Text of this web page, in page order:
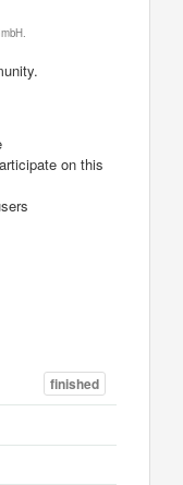
on this
finished